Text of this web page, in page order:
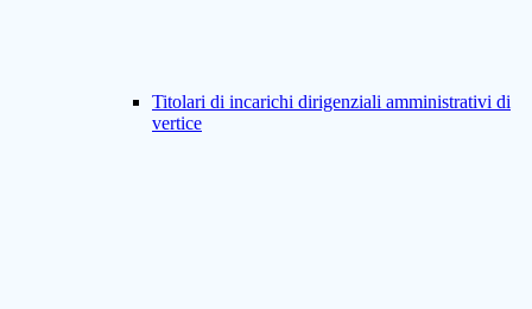
Titolari di incarichi dirigenziali amministrativi di
vertice